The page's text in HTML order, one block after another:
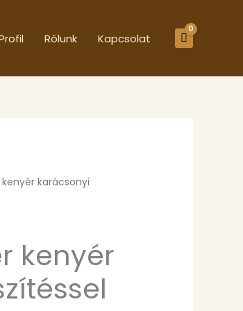
Rólunk Kapcsolat
karácsonyi
kenyér